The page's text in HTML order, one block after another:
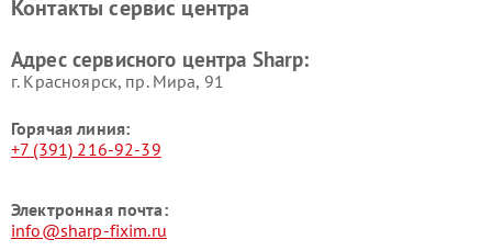
Контакты сервис центра
Адрес сервисного центра Sharp:
г. Красноярск, ​пр. Мира, 91
Горячая линия:
+7 (391) 216-92-39
Электронная почта:
info@sharp-fixim.ru